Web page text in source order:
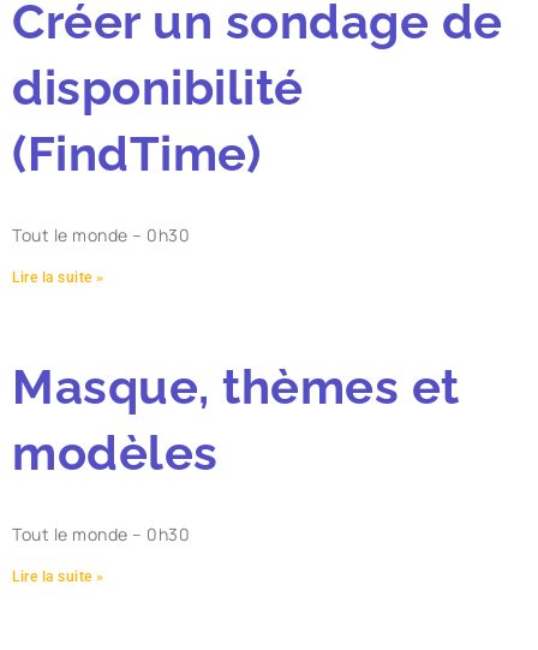
Créer un sondage de
disponibilité
(FindTime)
Tout le monde – 0h30
Lire la suite »
Masque, thèmes et
modèles
Tout le monde – 0h30
Lire la suite »